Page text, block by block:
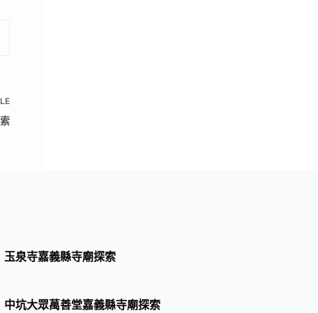
玉泉寺嘉義縣寺廟探索
中坑大眾萬善堂嘉義縣寺廟探索